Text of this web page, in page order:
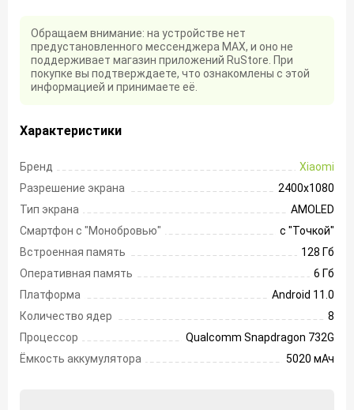
Обращаем внимание: на устройстве нет
предустановленного мессенджера MAX, и оно не
поддерживает магазин приложений RuStore. При
покупке вы подтверждаете, что ознакомлены с этой
информацией и принимаете её.
Характеристики
Бренд
Xiaomi
Разрешение экрана
2400х1080
Тип экрана
AMOLED
Смартфон с "Монобровью"
с "Точкой"
Встроенная память
128 Гб
Оперативная память
6 Гб
Платформа
Android 11.0
Количество ядер
8
Процессор
Qualcomm Snapdragon 732G
Ёмкость аккумулятора
5020 мАч